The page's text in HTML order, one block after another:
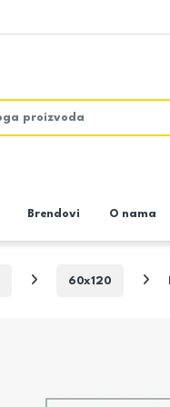
Brendovi O nama
60x120